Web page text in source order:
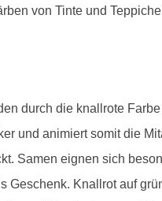
von Tinte und
durch die knallrote
und animiert somit die
Samen eignen sich
Geschenk. Knallrot auf